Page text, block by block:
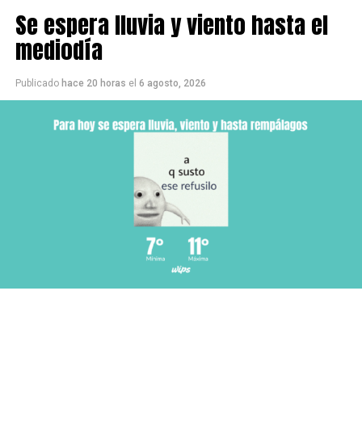
Se espera lluvia y viento hasta el
mediodía
Publicado hace 20 horas el 6 agosto, 2026